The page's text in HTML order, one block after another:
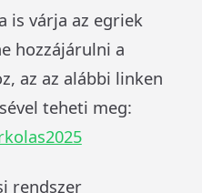
is várja az egriek
hozzájárulni a
az az alábbi linken
teheti meg:
rendszer